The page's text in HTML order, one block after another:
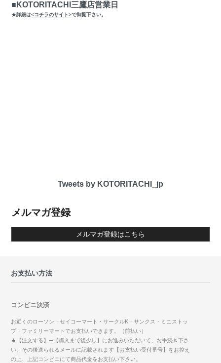
■KOTORITACHI三鷹店営業日
★詳細は<コチラのサイト>で御覧下さい。
Tweets by KOTORITACHI_jp
メルマガ登録
メルマガ登録はこちら
お支払い方法
コンビニ決済
お近くのローソン・セイコーマート・サークルK・サンクス・ミニストッ
プ・ファミリーマートでお支払いできます。（前払い）
★【注文する】➡【購入まで後少し】にお進みいただいて、お手続き下さ
い。その後送られるメールに記載されます【お支払い受付番号】をお控え
の上、上記コンビニにて商品代金をお支払い下さい。